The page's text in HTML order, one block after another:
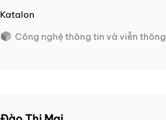
Katalon
Công nghệ thông tin và viễn thông